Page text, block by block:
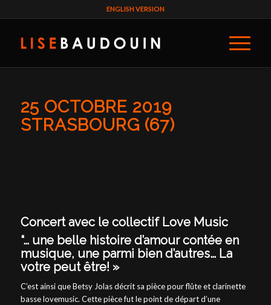
ENGLISH VERSION
25 OCTOBRE 2019
STRASBOURG (67)
Concert avec le collectif Love Music
“… une belle histoire d’amour contée en
musique, une parmi bien d’autres… La
votre peut être! »
C’est ainsi que Betsy Jolas décrit sa pièce pour flûte et clarinette
basse lovemusic. Cette pièce fut le point de départ d’une